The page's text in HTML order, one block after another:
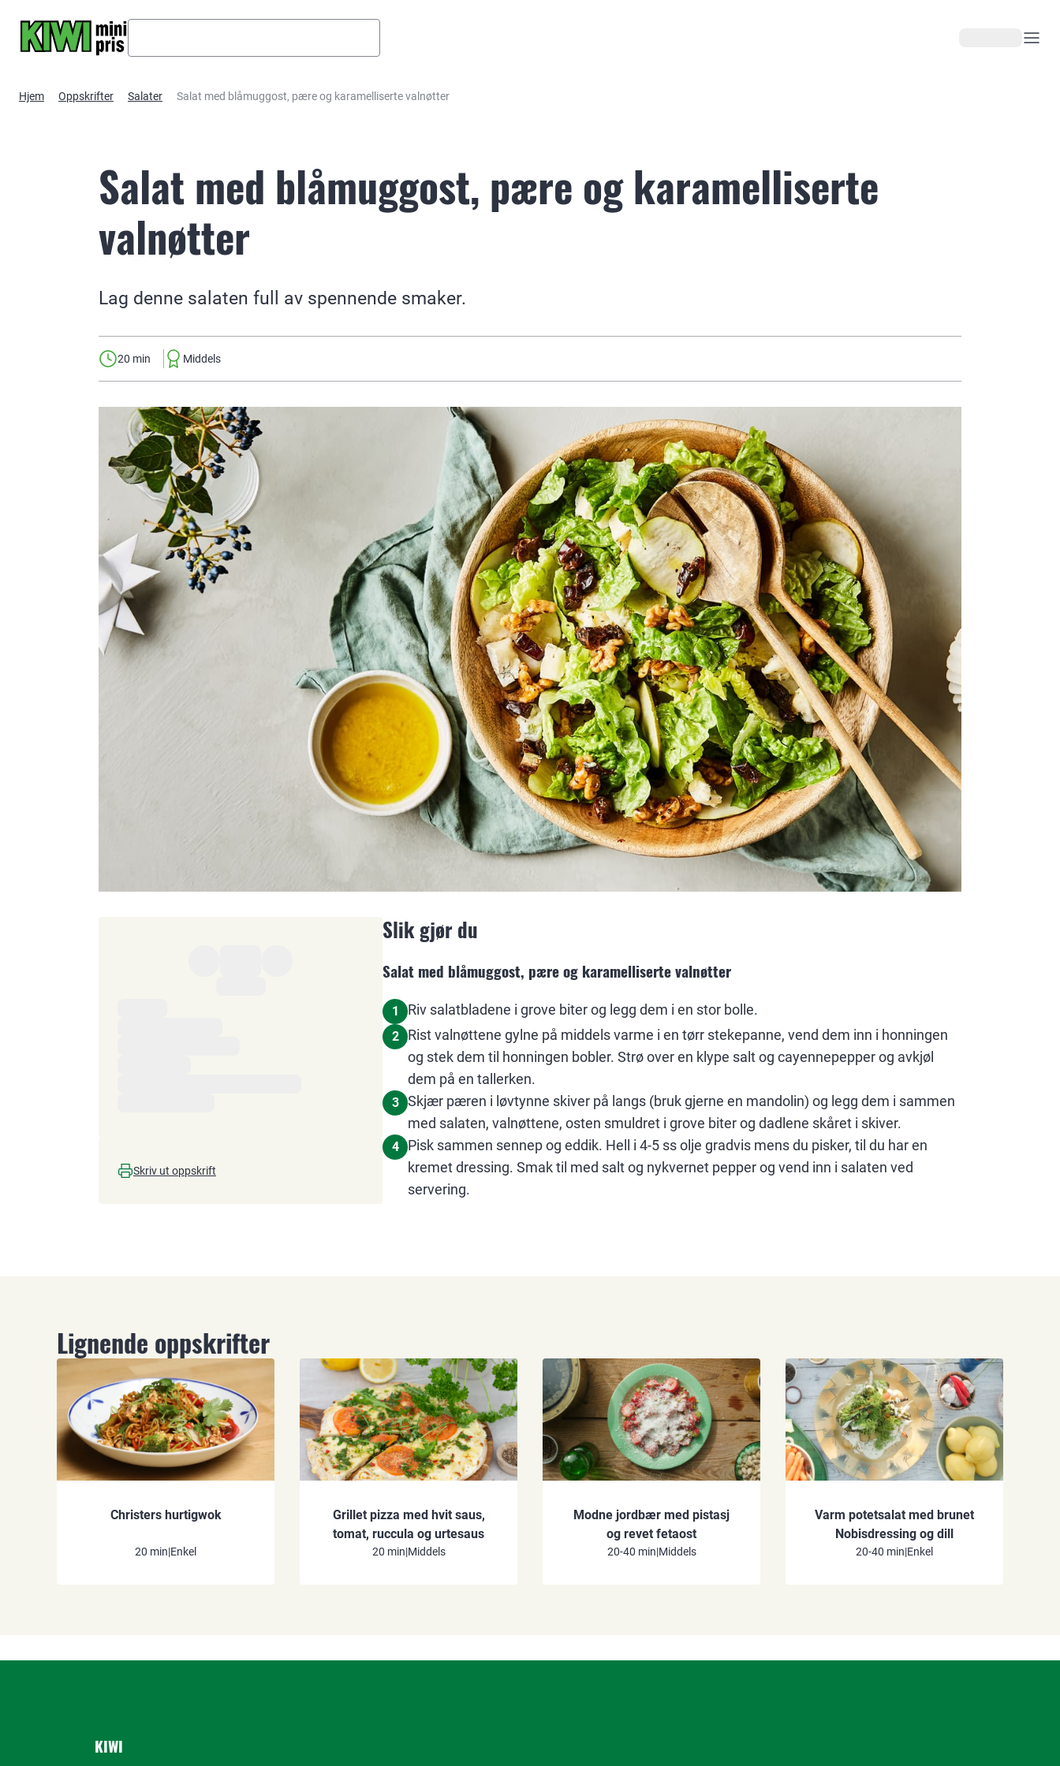
Hjem Oppskrifter Salater Salat med blåmuggost, pære og karamelliserte valnøtter
Salat med blåmuggost, pære og karamelliserte
valnøtter
Lag denne salaten full av spennende smaker.
20 min Middels
Skriv ut oppskrift
Slik gjør du
Salat med blåmuggost, pære og karamelliserte valnøtter
1 Riv salatbladene i grove biter og legg dem i en stor bolle.
2
Rist valnøttene gylne på middels varme i en tørr stekepanne, vend dem inn i honningen
og stek dem til honningen bobler. Strø over en klype salt og cayennepepper og avkjøl
dem på en tallerken.
3
Skjær pæren i løvtynne skiver på langs (bruk gjerne en mandolin) og legg dem i sammen
med salaten, valnøttene, osten smuldret i grove biter og dadlene skåret i skiver.
4
Pisk sammen sennep og eddik. Hell i 4-5 ss olje gradvis mens du pisker, til du har en
kremet dressing. Smak til med salt og nykvernet pepper og vend inn i salaten ved
servering.
Lignende oppskrifter
Christers hurtigwok
20 min|Enkel
Grillet pizza med hvit saus,
tomat, ruccula og urtesaus
20 min|Middels
Modne jordbær med pistasj
og revet fetaost
20-40 min|Middels
Varm potetsalat med brunet
Nobisdressing og dill
20-40 min|Enkel
KIWI